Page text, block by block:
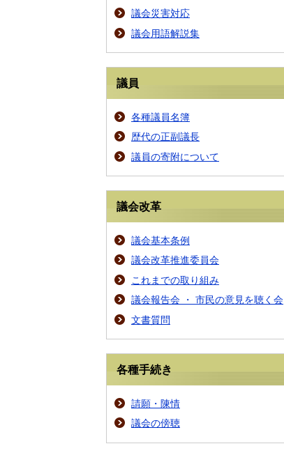
議会災害対応
議会用語解説集
議員
各種議員名簿
歴代の正副議長
議員の寄附について
議会改革
議会基本条例
議会改革推進委員会
これまでの取り組み
議会報告会 ・ 市民の意見を聴く会
文書質問
各種手続き
請願・陳情
議会の傍聴